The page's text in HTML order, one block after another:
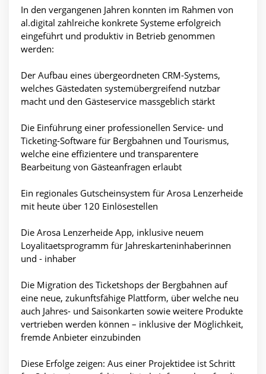
In den vergangenen Jahren konnten im Rahmen von
al.digital zahlreiche konkrete Systeme erfolgreich
eingeführt und produktiv in Betrieb genommen
werden:
Der Aufbau eines übergeordneten CRM-Systems,
welches Gästedaten systemübergreifend nutzbar
macht und den Gästeservice massgeblich stärkt
Die Einführung einer professionellen Service- und
Ticketing-Software für Bergbahnen und Tourismus,
welche eine effizientere und transparentere
Bearbeitung von Gästeanfragen erlaubt
Ein regionales Gutscheinsystem für Arosa Lenzerheide
mit heute über 120 Einlösestellen
Die Arosa Lenzerheide App, inklusive neuem
Loyalitaetsprogramm für Jahreskarteninhaberinnen
und - inhaber
Die Migration des Ticketshops der Bergbahnen auf
eine neue, zukunftsfähige Plattform, über welche neu
auch Jahres- und Saisonkarten sowie weitere Produkte
vertrieben werden können – inklusive der Möglichkeit,
fremde Anbieter einzubinden
Diese Erfolge zeigen: Aus einer Projektidee ist Schritt